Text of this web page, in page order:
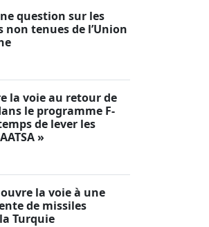
question sur les
non tenues de l’Union
la voie au retour de
le programme F-
de lever les
»
la voie à une
de missiles
Turquie